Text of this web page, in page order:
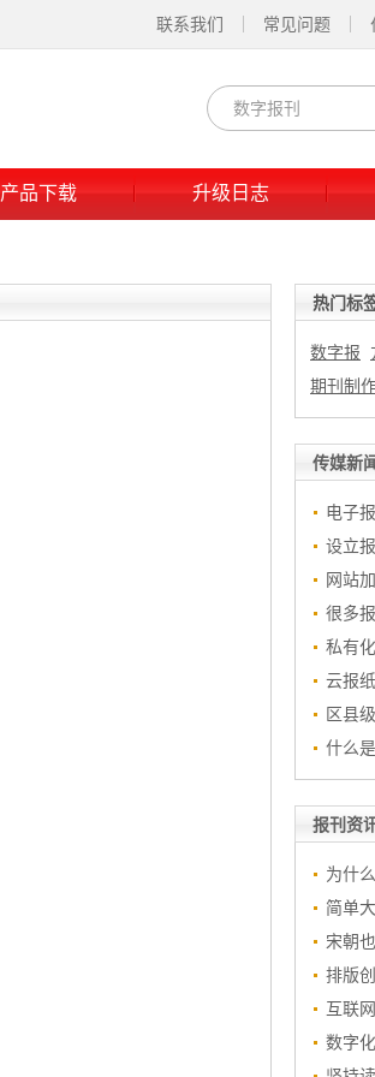
常见问题
联系我们
产品下载 升级日志
热门标
数字报
期刊制
传媒新
电子
设立
网站
很多
私有
云报
区县
什么
报刊资
为什
简单
宋朝
排版
互联
数字